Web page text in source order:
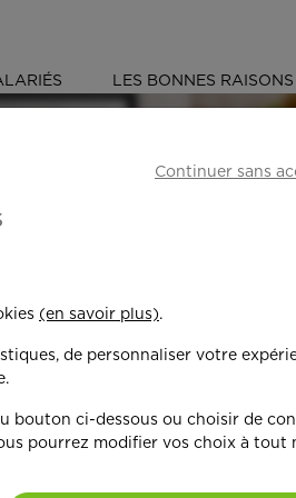
LES BONNES
du cœ
Continuer sans
(en savoir plus).
de personnaliser votre
bouton ci-dessous ou choisir de
pourrez modifier vos choix à tout